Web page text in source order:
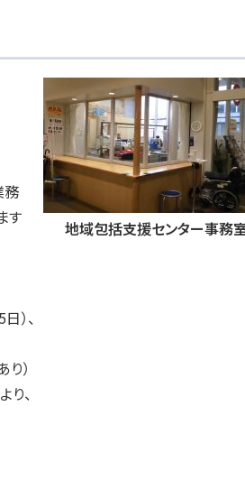
地域包括支援センター事務
務
す
）、
）
、